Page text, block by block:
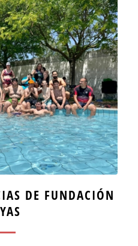
DE FUNDACIÓN